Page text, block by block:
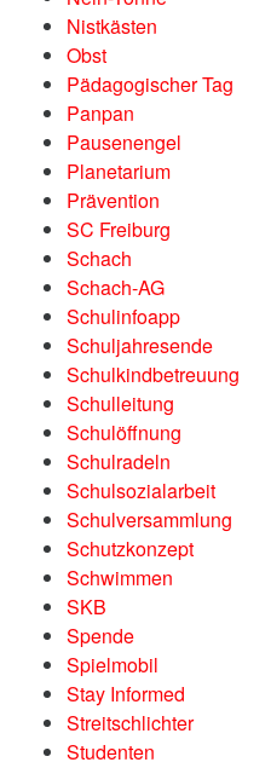
Nistkästen
Obst
Pädagogischer Tag
Panpan
Pausenengel
Planetarium
Prävention
SC Freiburg
Schach
Schach-AG
Schulinfoapp
Schuljahresende
Schulkindbetreuung
Schulleitung
Schulöffnung
Schulradeln
Schulsozialarbeit
Schulversammlung
Schutzkonzept
Schwimmen
SKB
Spende
Spielmobil
Stay Informed
Streitschlichter
Studenten